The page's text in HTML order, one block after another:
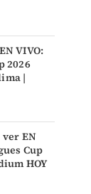
VIVO:
2026
|
ver EN
Cup
HOY